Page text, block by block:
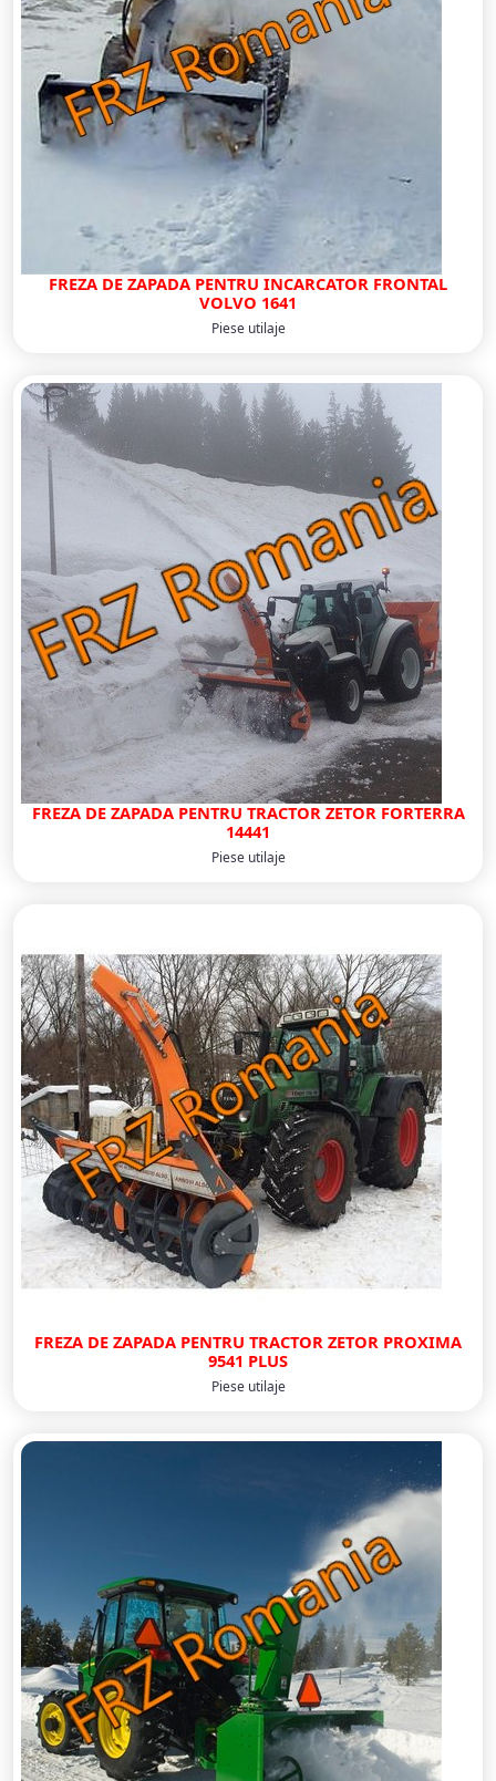
FREZA DE ZAPADA PENTRU INCARCATOR FRONTAL
VOLVO 1641
Piese utilaje
FREZA DE ZAPADA PENTRU TRACTOR ZETOR FORTERRA
14441
Piese utilaje
FREZA DE ZAPADA PENTRU TRACTOR ZETOR PROXIMA
9541 PLUS
Piese utilaje